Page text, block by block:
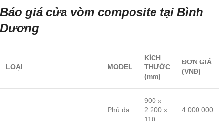
Báo giá cửa vòm composite tại Bình
Dương
LOẠI MODEL
KÍCH
THƯỚC
(mm)
ĐƠN GIÁ
(VNĐ)
Phủ da
900 x
2.200 x
110
4.000.000